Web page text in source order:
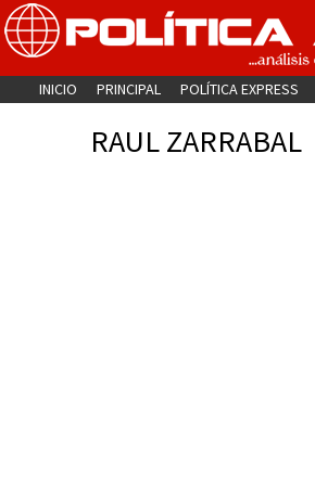
INICIO PRINCIPAL POLÍTICA EXPRESS
RAUL ZARRABAL